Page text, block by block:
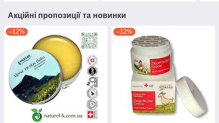
Акційні пропозиції та новинки
–12% –12%